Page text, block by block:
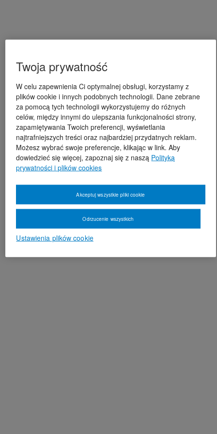
Twoja prywatność
W celu zapewnienia Ci optymalnej obsługi, korzystamy z
plików cookie i innych podobnych technologii. Dane zebrane
za pomocą tych technologii wykorzystujemy do różnych
celów, między innymi do ulepszania funkcjonalności strony,
zapamiętywania Twoich preferencji, wyświetlania
najtrafniejszych treści oraz najbardziej przydatnych reklam.
Możesz wybrać swoje preferencje, klikając w link. Aby
dowiedzieć się więcej, zapoznaj się z naszą Polityką
prywatności i plików cookies
Ustawienia plików cookie
Odrzucenie wszystkich
Akceptuj wszystkie pliki cookie